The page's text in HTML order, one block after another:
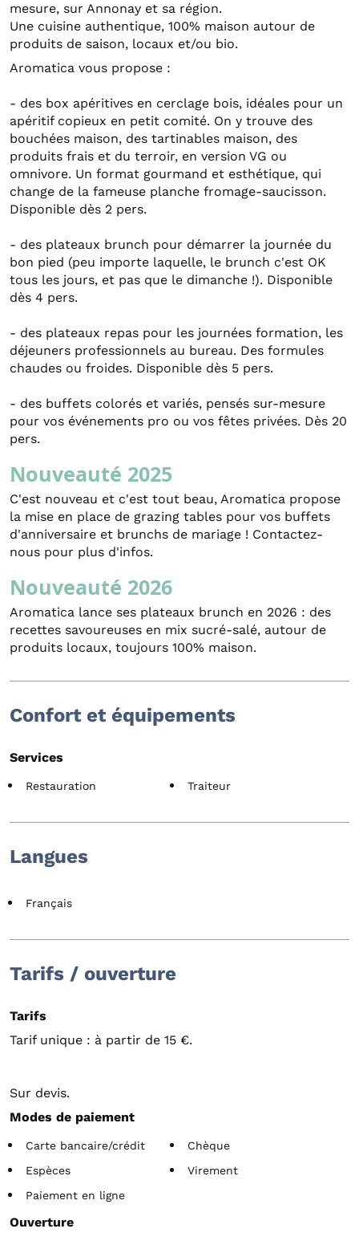
mesure, sur Annonay et sa région.
Une cuisine authentique, 100% maison autour de
produits de saison, locaux et/ou bio.
Aromatica vous propose :
- des box apéritives en cerclage bois, idéales pour un
apéritif copieux en petit comité. On y trouve des
bouchées maison, des tartinables maison, des
produits frais et du terroir, en version VG ou
omnivore. Un format gourmand et esthétique, qui
change de la fameuse planche fromage-saucisson.
Disponible dès 2 pers.
- des plateaux brunch pour démarrer la journée du
bon pied (peu importe laquelle, le brunch c'est OK
tous les jours, et pas que le dimanche !). Disponible
dès 4 pers.
- des plateaux repas pour les journées formation, les
déjeuners professionnels au bureau. Des formules
chaudes ou froides. Disponible dès 5 pers.
- des buffets colorés et variés, pensés sur-mesure
pour vos événements pro ou vos fêtes privées. Dès 20
pers.
Nouveauté 2025
C'est nouveau et c'est tout beau, Aromatica propose
la mise en place de grazing tables pour vos buffets
d'anniversaire et brunchs de mariage ! Contactez-
nous pour plus d'infos.
Nouveauté 2026
Aromatica lance ses plateaux brunch en 2026 : des
recettes savoureuses en mix sucré-salé, autour de
produits locaux, toujours 100% maison.
Confort et équipements
Services
Restauration Traiteur
Langues
Français
Tarifs / ouverture
Tarifs
Tarif unique : à partir de 15 €.
Sur devis.
Modes de paiement
Carte bancaire/crédit
Chèque
Espèces
Virement
Paiement en ligne
Ouverture